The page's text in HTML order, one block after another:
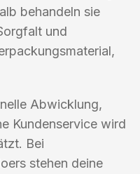
behandeln sie
und
Abwicklung,
Kundenservice wird
Bei
stehen deine